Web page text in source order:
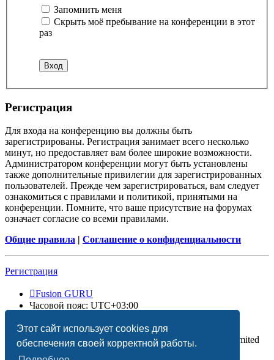
Этот сайт использует cookies для
обеспечения своей корректной работы.
Запомнить меня
Скрыть моё пребывание на конференции в этот
раз
Регистрация
Для входа на конференцию вы должны быть
зарегистрированы. Регистрация занимает всего несколько
минут, но предоставляет вам более широкие возможности.
Администратором конференции могут быть установлены
также дополнительные привилегии для зарегистрированных
пользователей. Прежде чем зарегистрироваться, вам следует
ознакомиться с правилами и политикой, принятыми на
конференции. Помните, что ваше присутствие на форумах
означает согласие со всеми правилами.
Общие правила | Соглашение о конфиденциальности
Регистрация
Fusion GURU
Часовой пояс: UTC+03:00
Создано на основеphpBB® Forum Software © phpBB Limited